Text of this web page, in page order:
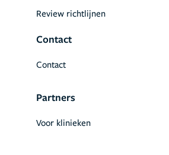
Review richtlijnen
Contact
Contact
Partners
Voor klinieken